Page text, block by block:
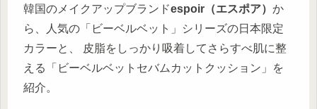
韓国のメイクアップブランドespoir（エスポア） か
ら、人気の「ビーベルベット」シリーズの日本限定
カラーと、 皮脂をしっかり吸着してさらすべ肌に整
える「ビーベルベットセバムカットクッション」を
紹介。